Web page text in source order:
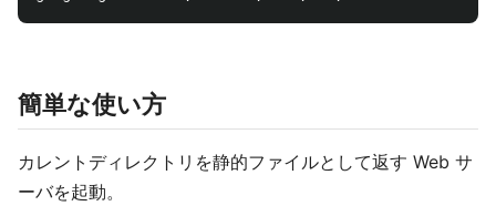
簡単な使い方
カレントディレクトリを静的ファイルとして返す Web サ
ーバを起動。